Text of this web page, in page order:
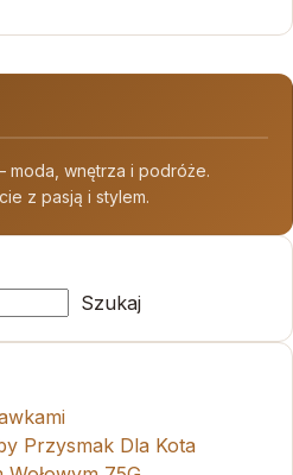
moda, wnętrza i podróże.
z pasją i stylem.
Szukaj
Przysmak Dla Kota